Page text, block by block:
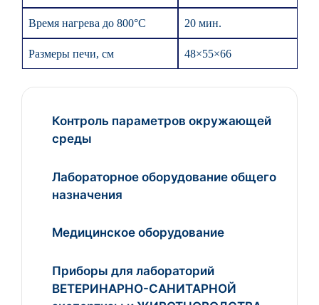
Время нагрева до 800°С 20 мин.
Размеры печи, см 48×55×66
Контроль параметров окружающей
среды
Лабораторное оборудование общего
назначения
Медицинское оборудование
Приборы для лабораторий
ВЕТЕРИНАРНО-САНИТАРНОЙ